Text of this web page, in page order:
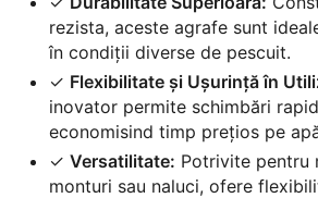
rezista, aceste agrafe sunt
în condiții diverse de pescuit.
✓ Flexibilitate și Ușurință în
inovator permite schimbări
economisind timp prețios pe
✓ Versatilitate: Potrivite pentru
monturi sau naluci, ofere